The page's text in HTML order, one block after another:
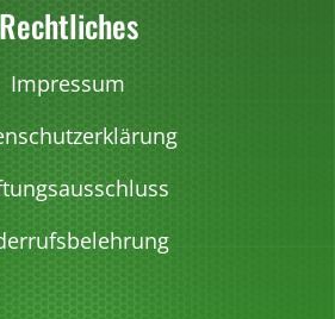
Rechtliches
Impressum